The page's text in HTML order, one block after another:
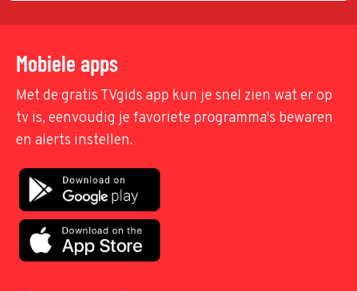
Mobiele apps
Met de gratis TVgids app kun je snel zien wat er op
tv is, eenvoudig je favoriete programma's bewaren
en alerts instellen.